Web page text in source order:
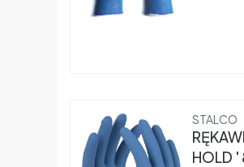
Producent
STALCO